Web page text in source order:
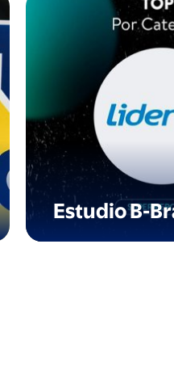
Estudio B-